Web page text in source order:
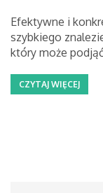
Efektywne i
szybkiego
który może
CZYTAJ WIĘCEJ